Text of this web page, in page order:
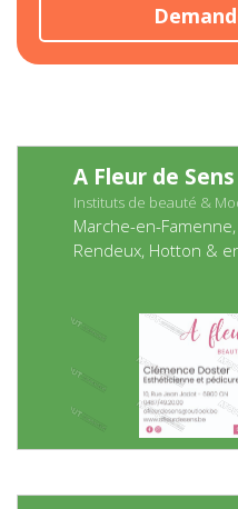
A Fleur de Sens
Instituts de beauté &
Marche-en-
Rendeux, Hotton &